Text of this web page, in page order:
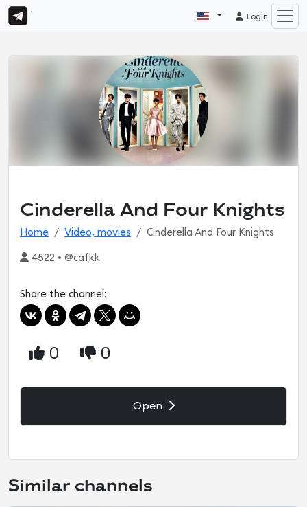
Login
Cinderella And Four Knights
Home Video, movies Cinderella And Four Knights
4522 • @cafkk
Share the channel:
0 0
Open
Similar channels